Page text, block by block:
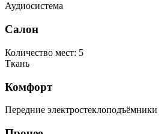
Аудиосистема
Салон
Количество мест: 5
Ткань
Комфорт
Передние электростеклоподъёмники